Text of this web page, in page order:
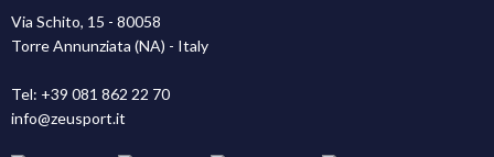
Via Schito, 15 - 80058
Torre Annunziata (NA) - Italy
Tel: +39 081 862 22 70
info@zeusport.it